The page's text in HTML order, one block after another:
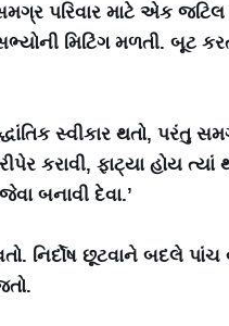
પરિવાર માટે એક
મિટિંગ મળતી. બૂટ
સ્વીકાર થતો, પરંતુ
કરાવી, ફાટ્યા હોય ત્યાં
બનાવી દેવા.’
નિર્દોષ છૂટવાને બદલે પાંચ